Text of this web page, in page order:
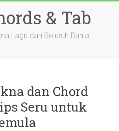
& Tab
Lagu dari Seluruh Dunia
dan Chord
Seru untuk